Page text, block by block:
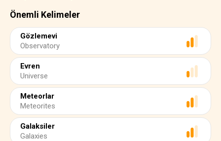
Önemli Kelimeler
Gözlemevi
Observatory
Evren
Universe
Meteorlar
Meteorites
Galaksiler
Galaxies